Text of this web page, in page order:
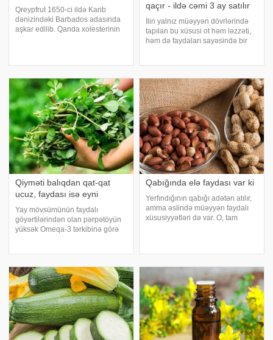
Qreypfrut 1650-ci ildə Karib
dənizindəki Barbados adasında
aşkar edilib. Qanda xolesterinin
qan təzyiqində
qaçır - ildə cəmi 3 ay satılır
İlin yalnız müəyyən dövrlərində
tapılan bu xüsusi ot həm ləzzəti,
həm də faydaları sayəsində bir
aylarının gəlişi ilə yenidən
bazarlard
Qiyməti balıqdan qat-qat
ucuz, faydası isə eyni
Yay mövsümünün faydalı
göyərtilərindən olan pərpətöyün
yüksək Omeqa-3 tərkibinə görə
immuniteti gücləndirir və aşağ
Qabığında elə faydası var ki
Yerfındığının qabığı adətən atılır,
amma əslində müəyyən faydalı
xüsusiyyətləri də var. O, tam